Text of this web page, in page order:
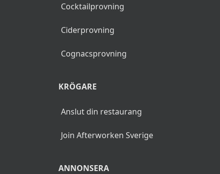
Cocktailprovning
Ciderprovning
Cognacsprovning
KRÖGARE
Anslut din restaurang
Join Afterworken Sverige
ANNONSERA